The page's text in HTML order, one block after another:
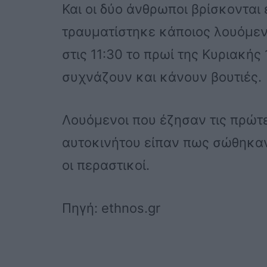
Και οι δύο άνθρωποι
τραυματίστηκε κάποιος
στις 11:30 το πρωί της
συχνάζουν και κάνουν βουτιές.
Λουόμενοι που έζησαν τις
αυτοκινήτου είπαν πως
οι περαστικοί.
Πηγή: ethnos.gr